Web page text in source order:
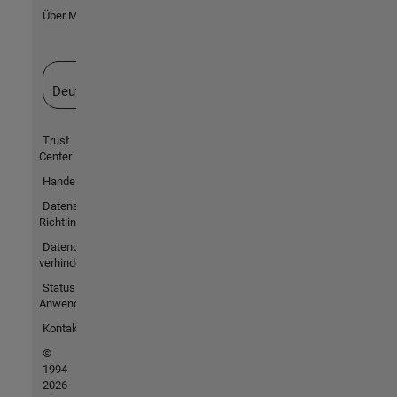
Über MathWorks
Deutschland
Trust
Center
Handelsmarken
Datenschutz-
Richtlinien
Datendiebstahl
verhindern
Status von
Anwendungen
Kontakt
©
1994-
2026